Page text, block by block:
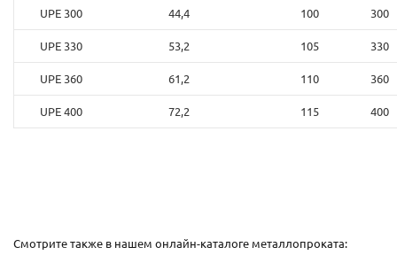
UPE 300 44,4 100 300
UPE 330 53,2 105 330
UPE 360 61,2 110 360
UPE 400 72,2 115 400
Смотрите также в нашем онлайн-каталоге металлопроката: